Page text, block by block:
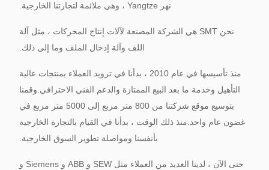
نهر Yangtze ، وهي ملائمة لتجارتنا الخارجية.
نحن SMT هي الشركة المصنعة لآلات إنتاج المحركات ، مثل آلة
اللف وآلة إدخال الملف وما إلى ذلك.
منذ تأسيسها في عام 2010 ، بدأنا في تزويد العملاء بمنتجات عالية
التأهيل وخدمة ما بعد البيع الممتازة والدعم الفني الاحترافي.وقمنا
بتوسيع موقع شركتنا من 800 متر مربع إلى 5000 متر مربع في
غضون عام واحد.منذ ذلك الوقت ، بدأنا في القيام بالتجارة الخارجية
بأنفسنا ومواصلة تطوير السوق الخارجية.
حتى الآن ، لدينا العديد من العملاء مثل SEW و ABB و Siemens و